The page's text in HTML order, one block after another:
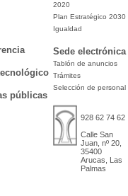
públicas
2020
Plan Estratégico 2030
Igualdad
Sede electrónica
Tablón de anuncios
Trámites
Selección de personal
928 62 74 62
Calle San
Juan, nº 20,
35400
Arucas, Las
Palmas